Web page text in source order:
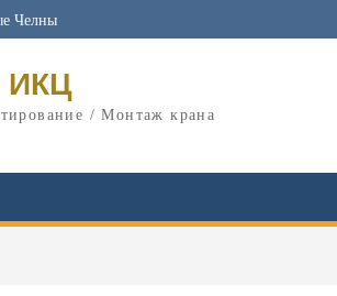
Челны
ИКЦ
/ Монтаж крана